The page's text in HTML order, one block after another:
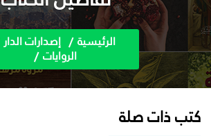
الرئيسية إصدارات الدار
الروايات
كتب ذات صلة